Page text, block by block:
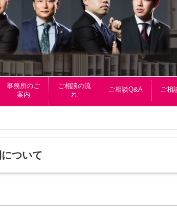
事務所のご
案内
ご相談の流
れ
ご相談Q&A ご相
ついて